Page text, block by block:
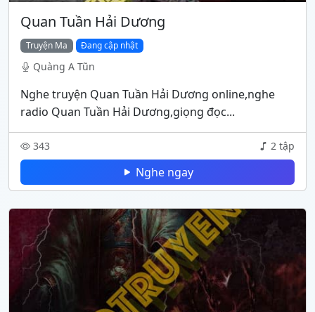
Quan Tuần Hải Dương
Truyện Ma Đang cập nhật
Quàng A Tũn
Nghe truyện Quan Tuần Hải Dương online,nghe
radio Quan Tuần Hải Dương,giọng đọc...
343 2 tập
Nghe ngay